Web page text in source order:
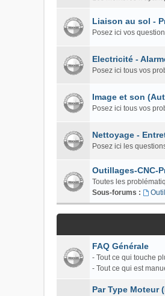
Liaison au sol -
Posez ici vos
Electricité -
Posez ici tous vos
Image et son
Posez ici tous vos
Nettoyage -
Posez ici les
Outillages-CNC-
Toutes les
Sous-forums :
FAQ Générale
- Tout ce qui touche
- Tout ce qui est
Par Type Moteur